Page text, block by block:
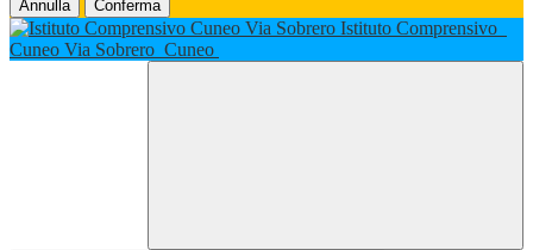
Annulla Conferma
Istituto Comprensivo
Cuneo Via Sobrero Cuneo